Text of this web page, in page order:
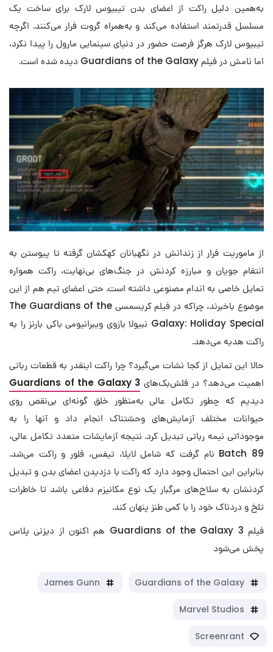
به‌همین دلیل راکت از اعضای بدن تیبیوس لارک برای ساخت یک
مسلسل قدرتمند استفاده می‌کند و به‌همراه گروت فرار می‌کنند. اگرچه
تیبیوس لارک هرگز فرصت حضور در دنیای سینمایی مارول را پیدا نکرد،
اما نامش در فیلم Guardians of the Galaxy دیده شده است.
از ماموریت فرار از زندانش در نگهبانان کهکشان گرفته تا پیوستن به
انتقام جویان و مبارزه کردنش در جنگ‌های بی‌نهایت، راکت همواره
تمایل خاصی به اندام مصنوعی داشته است. حتی اعضای تیم هم از این
موضوع باخبرند، چراکه در فیلم کریسمسی The Guardians of the
Galaxy: Holiday Special نبیولا بازوی ویبرانیومی باکی بارنز را به
راکت هدیه می‌دهد.
حالا این تمایل از کجا نشات می‌گیرد؟ چرا راکت اینقدر به قطعات رباتی
اهمیت می‌دهد؟ در فلش‌بک‌های Guardians of the Galaxy 3
دیدیم که چطور تکامل عالی به‌منظور خلق گونه‌ای بی‌نقص روی
حیوانات مختلف آزمایش‌های وحشتناک انجام داد و آنها را به
موجوداتی نیمه رباتی تبدیل کرد. نتیجه آزمایشات متعدد تکامل عالی،
Batch 89 نام گرفت که شامل لایلا، تیفس، فلور و راکت می‌شد.
بنابراین این احتمال وجود دارد که راکت با دزدیدن اعضای بدن و تبدیل
کردنشان به سلاح‌های مرگبار یک نوع مکانیزم دفاعی باشد تا خاطرات
تلخ و دردناک خود را با کمی طنز پنهان کند.
فیلم Guardians of the Galaxy 3 هم اکنون از دیزنی پلاس
پخش می‌شود
Guardians of the Galaxy
James Gunn
Marvel Studios
Screenrant